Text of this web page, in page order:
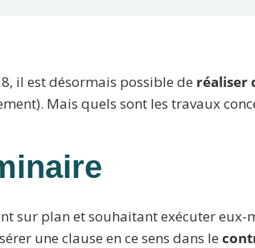
il est désormais possible de réaliser
Mais quels sont les travaux
sur plan et souhaitant exécuter eux-
une clause en ce sens dans le